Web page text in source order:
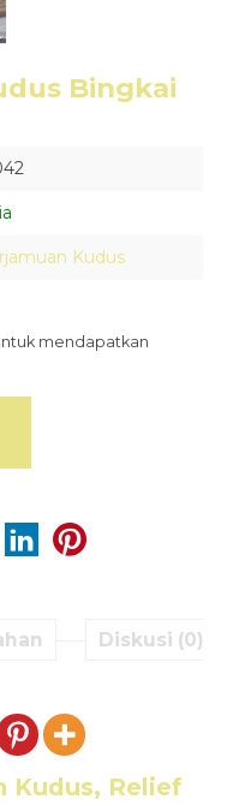
Bingkai
Kudus
mendapatkan
Diskusi (0)
Kudus, Relief